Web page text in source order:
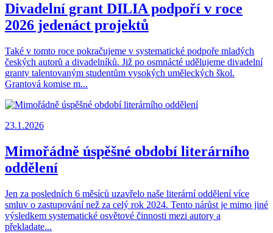
Divadelní grant DILIA podpoří v roce
2026 jedenáct projektů
Také v tomto roce pokračujeme v systematické podpoře mladých
českých autorů a divadelníků. Již po osmnácté udělujeme divadelní
granty talentovaným studentům vysokých uměleckých škol.
Grantová komise m...
23.1.2026
Mimořádně úspěšné období literárního
oddělení
Jen za posledních 6 měsíců uzavřelo naše literární oddělení více
smluv o zastupování než za celý rok 2024. Tento nárůst je mimo jiné
výsledkem systematické osvětové činnosti mezi autory a
překladate...